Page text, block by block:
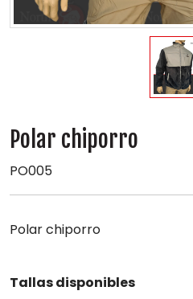
Polar chiporro
PO005
Polar chiporro
Tallas disponibles